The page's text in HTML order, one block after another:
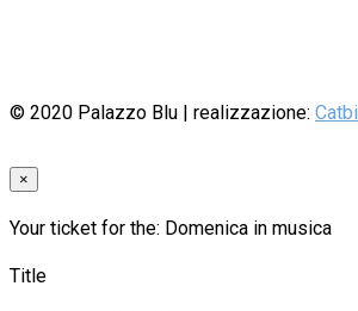
© 2020 Palazzo Blu | realizzazione:
×
Your ticket for the: Domenica in musica
Title